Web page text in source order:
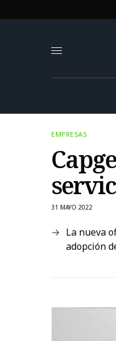
EMPRESAS
31 MAYO 2022
La nueva
adopción